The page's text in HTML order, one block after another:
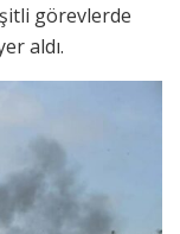
görevlerde
aldı.